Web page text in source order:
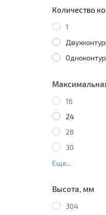
Количество
1
16
24
28
30
Еще...
Высота, мм
304